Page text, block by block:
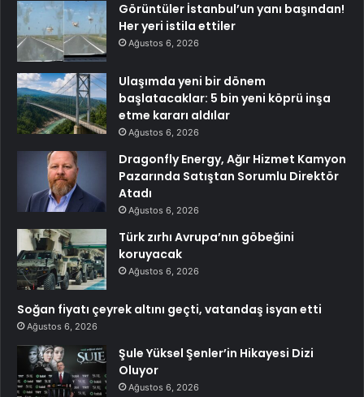
Görüntüler İstanbul’un yanı başından!
Her yeri istila ettiler
Ağustos 6, 2026
Ulaşımda yeni bir dönem
başlatacaklar: 5 bin yeni köprü inşa
etme kararı aldılar
Ağustos 6, 2026
Dragonfly Energy, Ağır Hizmet Kamyon
Pazarında Satıştan Sorumlu Direktör
Atadı
Ağustos 6, 2026
Türk zırhı Avrupa’nın göbeğini
koruyacak
Ağustos 6, 2026
Soğan fiyatı çeyrek altını geçti, vatandaş isyan etti
Ağustos 6, 2026
Şule Yüksel Şenler’in Hikayesi Dizi
Oluyor
Ağustos 6, 2026